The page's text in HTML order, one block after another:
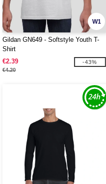
W1
Gildan GN649 - Softstyle Youth T-
Shirt
€2.39
€4.20
-43%